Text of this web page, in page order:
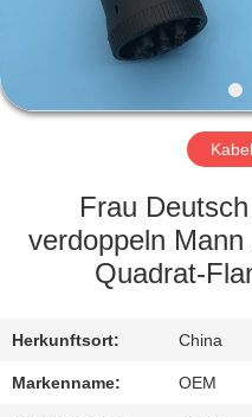
FABRIK-
SIE
MIT
Frau
verdoppeln
Quadrat-
Herkunftsort: China
Markenname: OEM